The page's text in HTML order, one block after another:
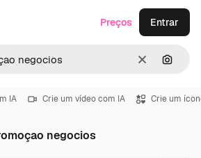
Limpar
Preços Entrar
IA Crie um vídeo com IA Crie um
negocios